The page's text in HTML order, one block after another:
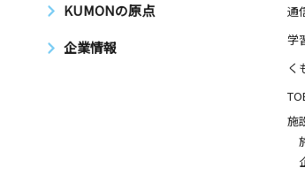
KUMONの原点
企業情報
通
学
く
施